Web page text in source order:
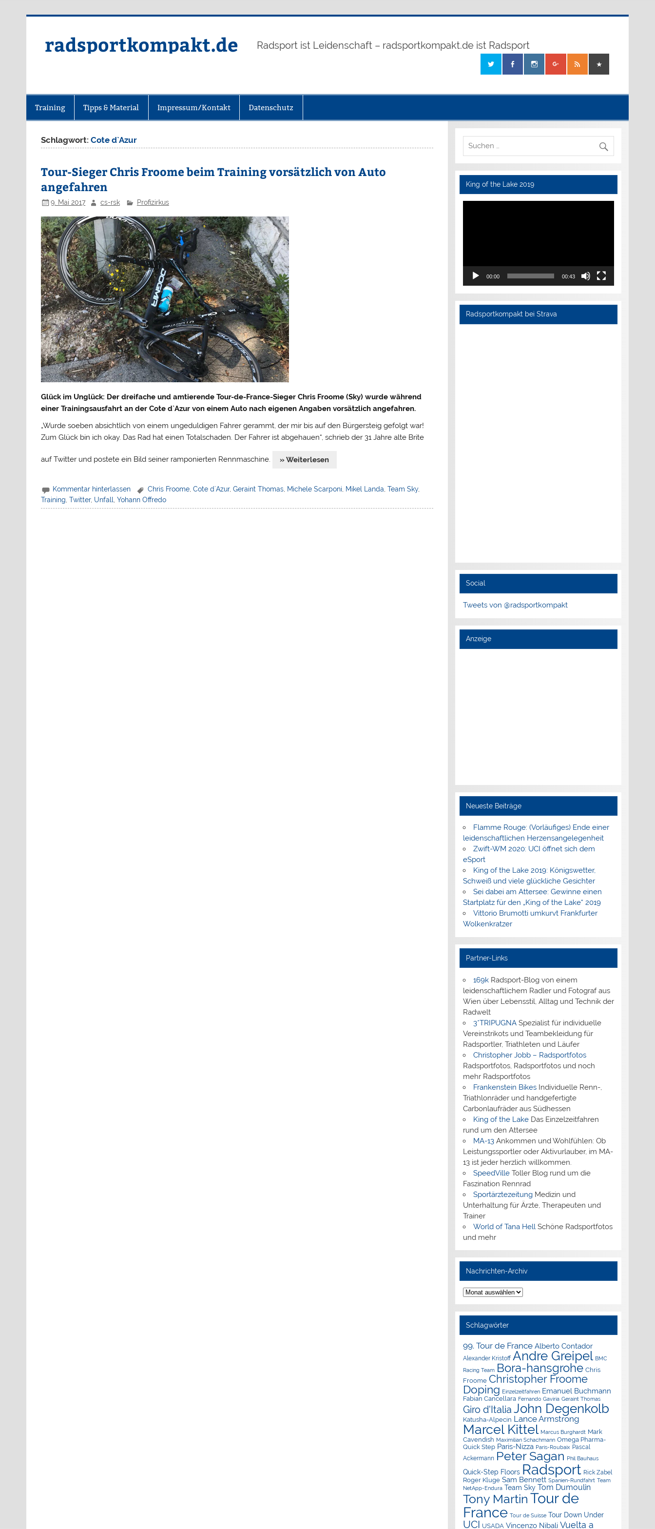
radsportkompakt.de Radsport ist Leidenschaft – radsportkompakt.de ist Radsport
Training Tipps & Material Impressum/Kontakt Datenschutz
Schlagwort:Cote d`Azur
Tour-Sieger Chris Froome beim Training vorsätzlich von Auto
angefahren
9. Mai 2017 cs-rsk Profizirkus
Glück im Unglück: Der dreifache und amtierende Tour-de-France-Sieger Chris Froome (Sky) wurde während
einer Trainingsausfahrt an der Cote d`Azur von einem Auto nach eigenen Angaben vorsätzlich angefahren.
„Wurde soeben absichtlich von einem ungeduldigen Fahrer gerammt, der mir bis auf den Bürgersteig gefolgt war!
Zum Glück bin ich okay. Das Rad hat einen Totalschaden. Der Fahrer ist abgehauen“, schrieb der 31 Jahre alte Brite
auf Twitter und postete ein Bild seiner ramponierten Rennmaschine. » Weiterlesen
Kommentar hinterlassen Chris Froome, Cote d`Azur, Geraint Thomas, Michele Scarponi, Mikel Landa, Team Sky,
Training ,Twitter, Unfall ,Yohann Offredo
King of the Lake 2019
Video-
00:00 00:43
Radsportkompakt bei Strava
Social
Tweets von @radsportkompakt
Anzeige
Neueste Beiträge
Flamme Rouge: (Vorläufiges) Ende einer
leidenschaftlichen Herzensangelegenheit
Zwift-WM 2020: UCI öffnet sich dem
eSport
King of the Lake 2019: Königswetter,
Schweiß und viele glückliche Gesichter
Sei dabei am Attersee: Gewinne einen
Startplatz für den „King of the Lake“ 2019
Vittorio Brumotti umkurvt Frankfurter
Wolkenkratzer
Partner-Links
169kRadsport-Blog von einem
leidenschaftlichem Radler und Fotograf aus
Wien über Lebensstil, Alltag und Technik der
Radwelt
3*TRIPUGNASpezialist für individuelle
Vereinstrikots und Teambekleidung für
Radsportler, Triathleten und Läufer
Christopher Jobb – Radsportfotos
Radsportfotos, Radsportfotos und noch
mehr Radsportfotos
Frankenstein BikesIndividuelle Renn-,
Triathlonräder und handgefertigte
Carbonlaufräder aus Südhessen
King of the LakeDas Einzelzeitfahren
rund um den Attersee
MA-13Ankommen und Wohlfühlen: Ob
Leistungssportler oder Aktivurlauber, im MA-
13 ist jeder herzlich willkommen.
SpeedVilleToller Blog rund um die
Faszination Rennrad
SportärztezeitungMedizin und
Unterhaltung für Ärzte, Therapeuten und
Trainer
World of Tana Hell Schöne Radsportfotos
und mehr
Nachrichten-Archiv
Nachrichten-
Archiv
Schlagwörter
99. Tour de France Alberto Contador
Alexander Kristoff Andre Greipel BMC
Racing Team Bora-hansgrohe Chris
Froome Christopher Froome
Doping Einzelzeitfahren Emanuel Buchmann
Fabian Cancellara Fernando Gaviria Geraint Thomas
Giro d'Italia John Degenkolb
Katusha-Alpecin Lance Armstrong
Marcel Kittel Marcus Burghardt Mark
Cavendish Maximilian Schachmann Omega Pharma-
Quick Step Paris-Nizza Paris-Roubaix Pascal
Ackermann Peter Sagan Phil Bauhaus
Quick-Step Floors Radsport Rick Zabel
Roger Kluge Sam Bennett Spanien-Rundfahrt Team
NetApp-Endura Team Sky Tom Dumoulin
Tony Martin Tour de
France Tour de Suisse Tour Down Under
UCI USADA Vincenzo Nibali Vuelta a